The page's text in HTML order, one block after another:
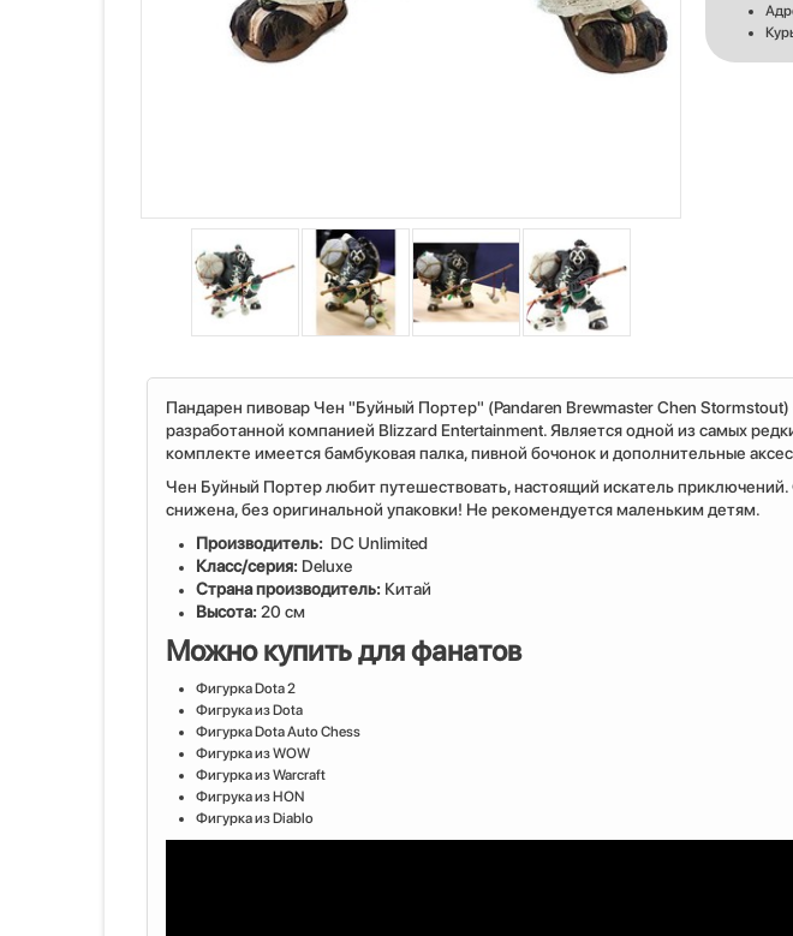
Пандарен пивовар Чен "Буйный Портер" (Pandaren Brewmaster Chen
разработанной компанией Blizzard Entertainment. Является одной из самых
комплекте имеется бамбуковая палка, пивной бочонок и дополнительные
Чен Буйный Портер любит путешествовать, настоящий искатель
снижена, без оригинальной упаковки! Не рекомендуется маленьким детям.
Производитель: DC Unlimited
Класс/серия: Deluxe
Страна производитель: Китай
Высота:20 см
Можно купить для фанатов
Фигурка Dota 2
Фигрука из Dota
Фигурка Dota Auto Chess
Фигурка из WOW
Фигурка из Warcraft
Фигрука из HON
Фигурка из Diablo